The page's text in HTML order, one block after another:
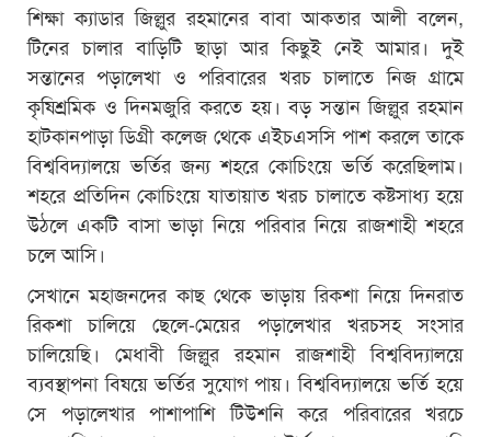
শিক্ষা ক্যাডার জিল্লুর রহমানের বাবা আকতার আলী বলেন,
টিনের চালার বাড়িটি ছাড়া আর কিছুই নেই আমার। দুই
সন্তানের পড়ালেখা ও পরিবারের খরচ চালাতে নিজ গ্রামে
কৃষিশ্রমিক ও দিনমজুরি করতে হয়। বড় সন্তান জিল্লুর রহমান
হাটকানপাড়া ডিগ্রী কলেজ থেকে এইচএসসি পাশ করলে তাকে
বিশ্ববিদ্যালয়ে ভর্তির জন্য শহরে কোচিংয়ে ভর্তি করেছিলাম।
শহরে প্রতিদিন কোচিংয়ে যাতায়াত খরচ চালাতে কষ্টসাধ্য হয়ে
উঠলে একটি বাসা ভাড়া নিয়ে পরিবার নিয়ে রাজশাহী শহরে
চলে আসি।
সেখানে মহাজনদের কাছ থেকে ভাড়ায় রিকশা নিয়ে দিনরাত
রিকশা চালিয়ে ছেলে-মেয়ের পড়ালেখার খরচসহ সংসার
চালিয়েছি। মেধাবী জিল্লুর রহমান রাজশাহী বিশ্ববিদ্যালয়ে
ব্যবস্থাপনা বিষয়ে ভর্তির সুযোগ পায়। বিশ্ববিদ্যালয়ে ভর্তি হয়ে
সে পড়ালেখার পাশাপাশি টিউশনি করে পরিবারের খরচে